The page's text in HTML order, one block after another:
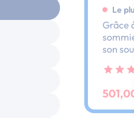
Le
Grâce
son
dos
ses
au